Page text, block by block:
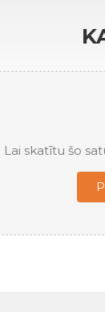
Lai skatītu šo